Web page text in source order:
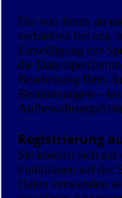
Die von Ihnen an
verbleiben bei uns,
Einwilligung zur
die
Bearbeitung Ihres
Bestimmungen –
Registrierung
Sie können sich auf
Funktionen auf der
Daten verwenden